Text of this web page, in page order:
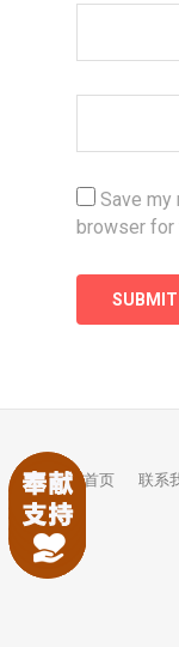
Save my
browser for
首页 联系